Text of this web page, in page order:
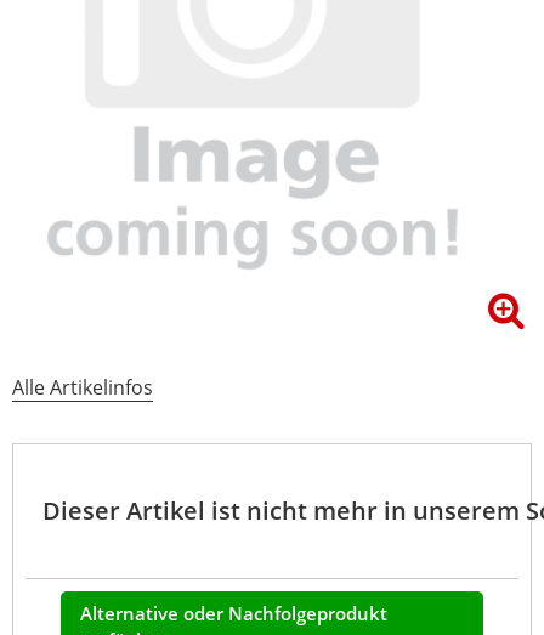
Alle Artikelinfos
Dieser Artikel ist nicht mehr in unserem
Alternative oder Nachfolgeprodukt